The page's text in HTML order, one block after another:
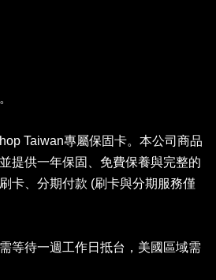
Taiwan專屬保固卡。本公司商品
提供一年保固、免費保養與完整的
卡、分期付款 (刷卡與分期服務僅
等待一週工作日抵台，美國區域需